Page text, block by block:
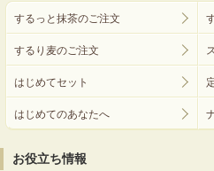
するっと抹茶のご注文
するり麦のご注文
はじめてセット
はじめてのあなたへ
お役立ち情報